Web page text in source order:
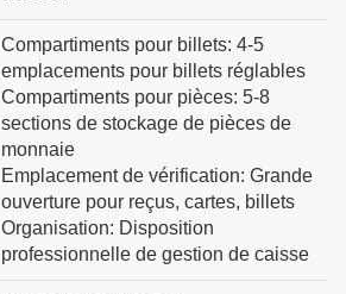
Compartiments pour billets: 4-5
emplacements pour billets réglables
Compartiments pour pièces: 5-8
sections de stockage de pièces de
monnaie
Emplacement de vérification: Grande
ouverture pour reçus, cartes, billets
Organisation: Disposition
professionnelle de gestion de caisse